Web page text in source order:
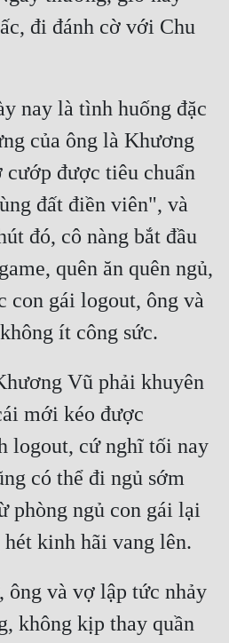
đi đánh cờ với Chu
nay là tình huống đặc
của ông là Khương
được tiêu chuẩn
đất điền viên", và
đó, cô nàng bắt đầu
quên ăn quên ngủ,
con gái logout, ông và
Vũ phải khuyên
mới kéo được
logout, cứ nghĩ tối nay
có thể đi ngủ sớm
phòng ngủ con gái lại
ông và vợ lập tức nhảy
không kịp thay quần